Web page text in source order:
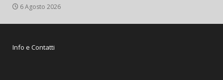
6 Agosto 2026
Info e Contatti